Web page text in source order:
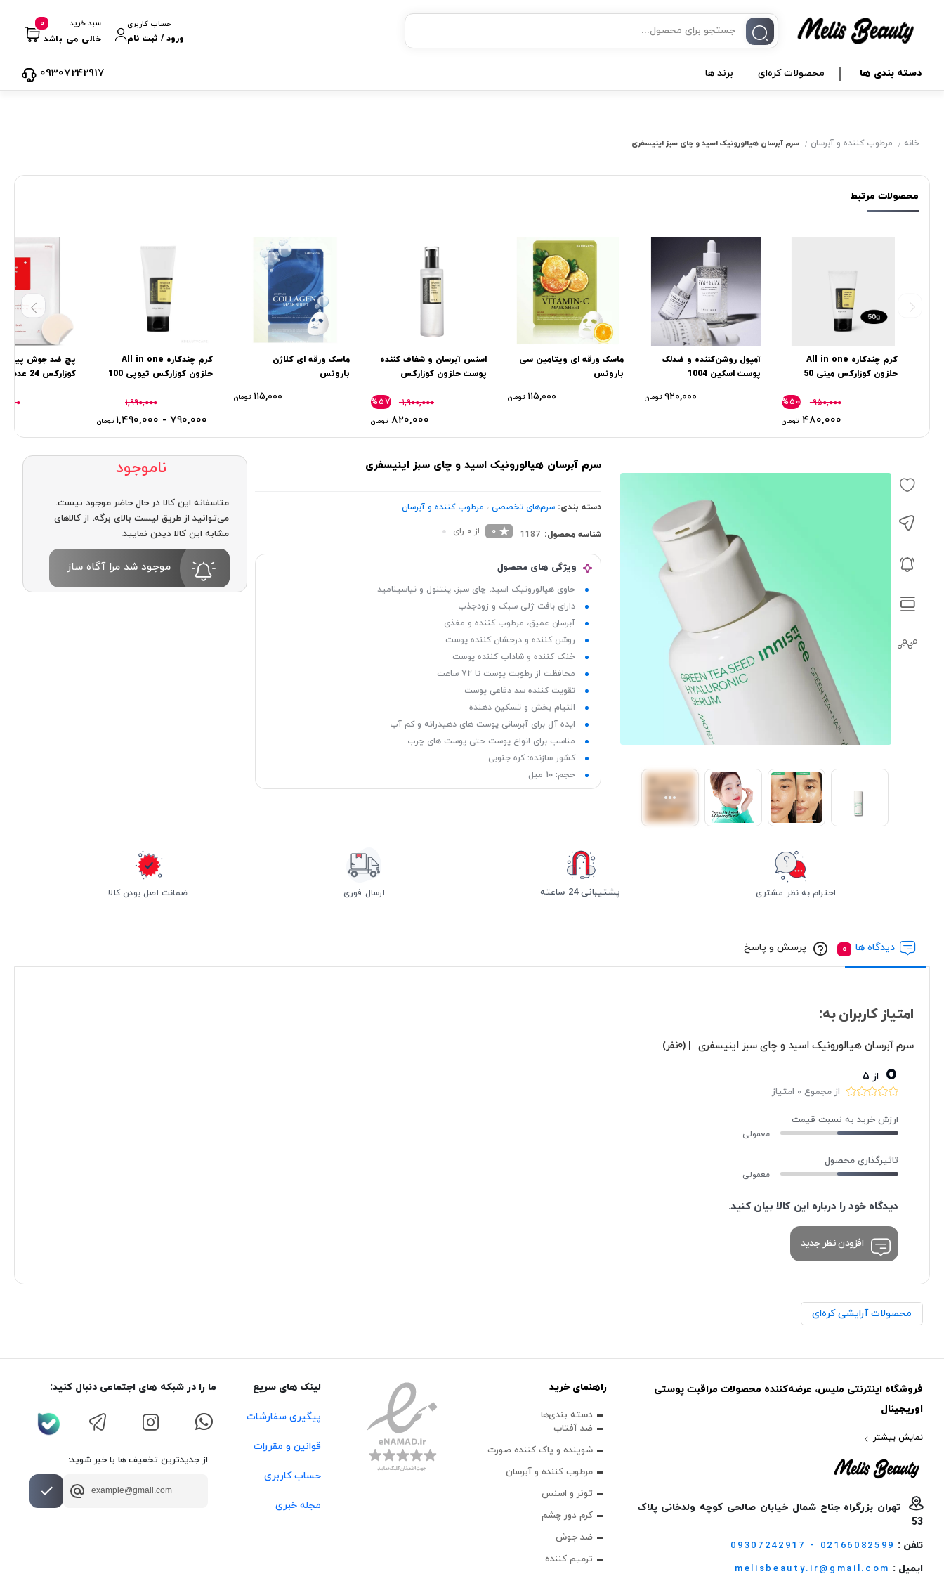
خرید قسطی با ترب‌پی
حساب کاربری
ورود / ثبت نام
سبد خرید
خالی می باشد
0
دسته بندی ها محصولات کره‌ای برند ها 09307242917
خانه مرطوب کننده و آبرسان سرم آبرسان هیالورونیک اسید و چای سبز اینیسفری
محصولات مرتبط
کرم چندکاره All in one
حلزون كوزاركس مینی 50
۹۵۰,۰۰۰
۴۸۰,۰۰۰ تومان
%۵۰
آمپول روشن‌کننده و ضدلک
پوست اسکین 1004
۹۲۰,۰۰۰ تومان
ماسک ورقه ای ویتامین سی
بارونس
۱۱۵,۰۰۰ تومان
اسنس آبرسان و شفاف کننده
پوست حلزون کوزارکس
۱,۹۰۰,۰۰۰
۸۲۰,۰۰۰ تومان
%۵۷
ماسک ورقه ای کلاژن
بارونس
۱۱۵,۰۰۰ تومان
کرم چندکاره All in one
حلزون كوزاركس تیوپی 100
۱,۹۹۰,۰۰۰
۷۹۰,۰۰۰ - ۱,۴۹۰,۰۰۰ تومان
پچ ضد جوش پیمپل
کوزارکس 24 عددی
سرم آبرسان هیالورونیک اسید و چای سبز اینیسفری
دسته بندی: سرم‌های تخصصی ، مرطوب کننده و آبرسان
شناسه محصول: 1187
0 از 0 رای
ویژگی های محصول
حاوی هیالورونیک اسید، چای سبز، پنتنول و نیاسینامید
دارای بافت ژلی سبک و زودجذب
آبرسان عمیق، مرطوب کننده و مغذی
روشن کننده و درخشان کننده پوست
خنک کننده و شاداب کننده پوست
محافظت از رطوبت پوست تا 72 ساعت
تقویت کننده سد دفاعی پوست
التیام بخش و تسکین دهنده
ایده آل برای آبرسانی پوست های دهیدراته و کم آب
مناسب برای انواع پوست حتی پوست های چرب
کشور سازنده: کره جنوبی
حجم: 10 میل
ناموجود
متاسفانه این کالا در حال حاضر موجود نیست.
می‌توانید از طریق لیست بالای برگه، از کالاهای
مشابه این کالا دیدن نمایید.
موجود شد مرا آگاه ساز
احترام به نظر مشتری پشتیبانی 24 ساعته ارسال فوری ضمانت اصل بودن کالا
دیدگاه ها پرسش و پاسخ
امتیاز کاربران به:
سرم آبرسان هیالورونیک اسید و چای سبز اینیسفری | (0نفر)
0 از 5
از مجموع 0 امتیاز
ارزش خرید به نسبت قیمت
معمولی
تاثیرگذاری محصول
معمولی
دیدگاه خود را درباره این کالا بیان کنید.
افزودن نظر جدید
محصولات آرایشی کره‌ای
فروشگاه اینترنتی ملیس، عرضه‌کننده محصولات مراقبت پوستی
اوریجینال
نمایش بیشتر
تهران بزرگراه جناح شمال خیابان صالحی کوچه ولدخانی پلاک
53
تلفن : 09307242917 - 02166082599
ایمیل : melisbeauty.ir@gmail.com
راهنمای خرید
دسته بندی‌ها
ضد آفتاب
شوینده و پاک‌ کننده صورت
مرطوب کننده و آبرسان
تونر و اسنس
کرم دور چشم
ضد جوش
ترمیم کننده
لینک های سریع
پیگیری سفارشات
قوانین و مقررات
حساب کاربری
مجله خبری
ما را در شبکه های اجتماعی دنبال کنید:
از جدیدترین تخفیف ها با خبر شوید: